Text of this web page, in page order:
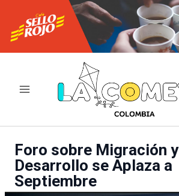
contenido
Foro sobre Migración y
Desarrollo se Aplaza a
Septiembre